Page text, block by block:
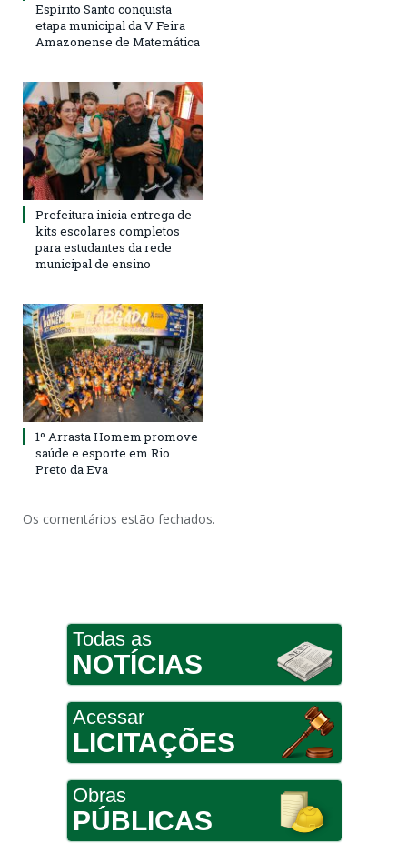
Espírito Santo conquista
etapa municipal da V Feira
Amazonense de Matemática
Prefeitura inicia entrega de
kits escolares completos
para estudantes da rede
municipal de ensino
1º Arrasta Homem promove
saúde e esporte em Rio
Preto da Eva
Os comentários estão fechados.
Todas as
NOTÍCIAS
Acessar
LICITAÇÕES
Obras
PÚBLICAS